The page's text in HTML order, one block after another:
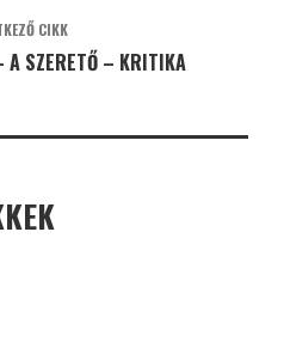
CIKK
A SZERETŐ – KRITIKA